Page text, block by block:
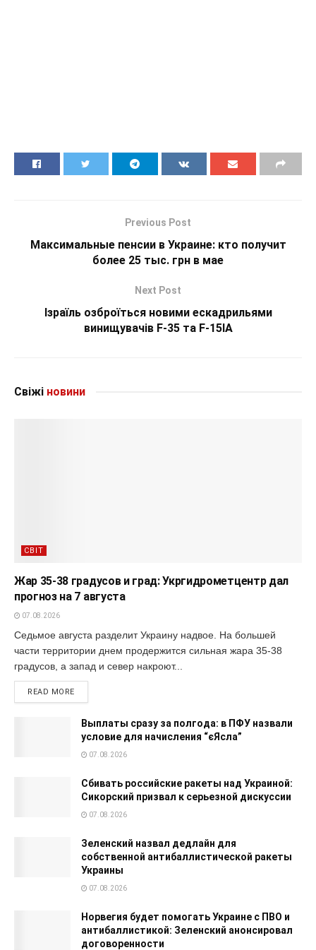
Previous Post
Максимальные пенсии в Украине: кто получит
более 25 тыс. грн в мае
Next Post
Ізраїль озброїться новими ескадрильями
винищувачів F-35 та F-15IA
Свіжі новини
СВІТ
Жар 35-38 градусов и град: Укргидрометцентр дал
прогноз на 7 августа
07.08.2026
Седьмое августа разделит Украину надвое. На большей
части территории днем продержится сильная жара 35-38
градусов, а запад и север накроют...
READ MORE
Выплаты сразу за полгода: в ПФУ назвали
условие для начисления “єЯсла”
07.08.2026
Сбивать российские ракеты над Украиной:
Сикорский призвал к серьезной дискуссии
07.08.2026
Зеленский назвал дедлайн для
собственной антибаллистической ракеты
Украины
07.08.2026
Норвегия будет помогать Украине с ПВО и
антибаллистикой: Зеленский анонсировал
договоренности